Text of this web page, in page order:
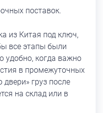
поставок.
из Китая под ключ,
все этапы были
удобно, когда важно
в промежуточных
груз после
на склад или в